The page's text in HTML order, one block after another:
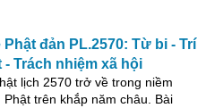
đản PL.2570: Từ bi - Trí
Trách nhiệm xã hội
lịch 2570 trở về trong niềm
trên khắp năm châu. Bài